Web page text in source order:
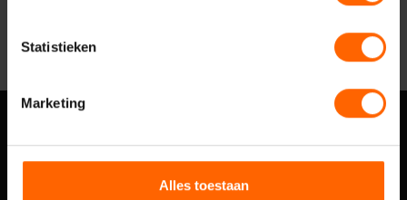
Statistieken
Marketing
Alles toestaan
Over VVD Nijmegen